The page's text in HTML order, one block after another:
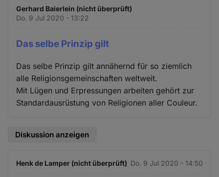
Gerhard Baierlein (nicht überprüft)
Do. 9 Jul 2020 - 13:22
Das selbe Prinzip gilt
Das selbe Prinzip gilt annähernd für so ziemlich
alle Religionsgemeinschaften weltweit.
Mit Lügen und Erpressungen arbeiten gehört zur
Standardausrüstung von Religionen aller Couleur.
Diskussion anzeigen
Henk de Lamper (nicht überprüft) Do. 9 Jul 2020 - 14:50